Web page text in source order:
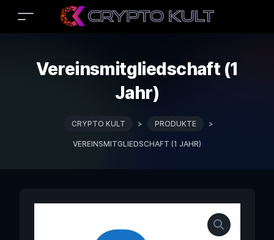
Vereinsmitgliedschaft (1
Jahr)
CRYPTO KULT > PRODUKTE >
VEREINSMITGLIEDSCHAFT (1 JAHR)